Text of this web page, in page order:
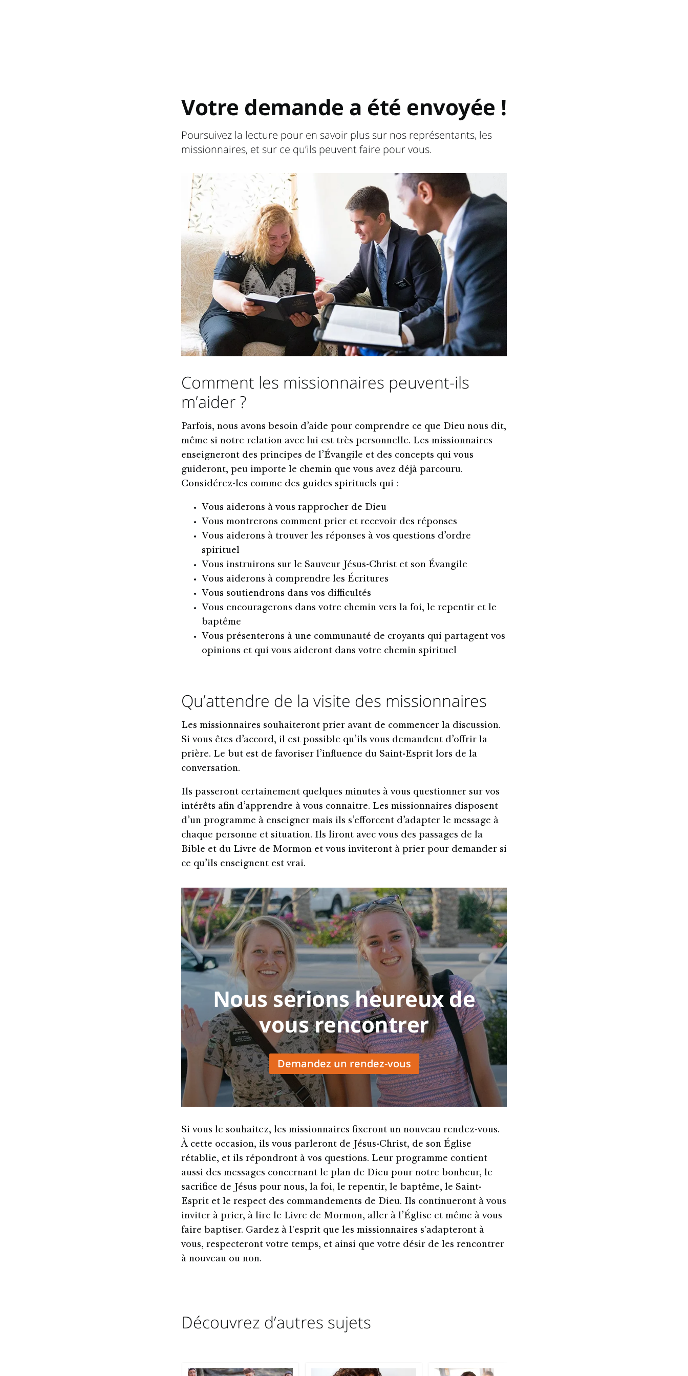
Votre demande a été envoyée !
Poursuivez la lecture pour en savoir plus sur nos représentants, les
missionnaires, et sur ce qu’ils peuvent faire pour vous.
Comment les missionnaires peuvent-ils
m’aider ?
Parfois, nous avons besoin d’aide pour comprendre ce que Dieu nous dit,
même si notre relation avec lui est très personnelle. Les missionnaires
enseigneront des principes de l’Évangile et des concepts qui vous
guideront, peu importe le chemin que vous avez déjà parcouru.
Considérez-les comme des guides spirituels qui :
Vous aiderons à vous rapprocher de Dieu
Vous montrerons comment prier et recevoir des réponses
Vous aiderons à trouver les réponses à vos questions d’ordre
spirituel
Vous instruirons sur le Sauveur Jésus-Christ et son Évangile
Vous aiderons à comprendre les Écritures
Vous soutiendrons dans vos difficultés
Vous encouragerons dans votre chemin vers la foi, le repentir et le
baptême
Vous présenterons à une communauté de croyants qui partagent vos
opinions et qui vous aideront dans votre chemin spirituel
Qu’attendre de la visite des missionnaires
Les missionnaires souhaiteront prier avant de commencer la discussion.
Si vous êtes d’accord, il est possible qu’ils vous demandent d’offrir la
prière. Le but est de favoriser l’influence du Saint-Esprit lors de la
conversation.
Ils passeront certainement quelques minutes à vous questionner sur vos
intérêts afin d’apprendre à vous connaitre. Les missionnaires disposent
d’un programme à enseigner mais ils s’efforcent d’adapter le message à
chaque personne et situation. Ils liront avec vous des passages de la
Bible et du Livre de Mormon et vous inviteront à prier pour demander si
ce qu’ils enseignent est vrai.
Nous serions heureux de
vous rencontrer
Demandez un rendez-vous
Si vous le souhaitez, les missionnaires fixeront un nouveau rendez-vous.
À cette occasion, ils vous parleront de Jésus-Christ, de son Église
rétablie, et ils répondront à vos questions. Leur programme contient
aussi des messages concernant le plan de Dieu pour notre bonheur, le
sacrifice de Jésus pour nous, la foi, le repentir, le baptême, le Saint-
Esprit et le respect des commandements de Dieu. Ils continueront à vous
inviter à prier, à lire le Livre de Mormon, aller à l’Église et même à vous
faire baptiser. Gardez à l'esprit que les missionnaires s'adapteront à
vous, respecteront votre temps, et ainsi que votre désir de les rencontrer
à nouveau ou non.
Découvrez d’autres sujets